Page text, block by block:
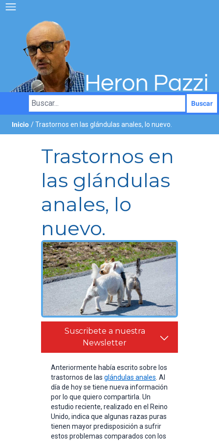
Buscar
Inicio / Trastornos en las glándulas anales, lo nuevo.
Trastornos en
las glándulas
anales, lo
nuevo.
Suscribete a nuestra
Newsletter
Anteriormente había escrito sobre los
trastornos de las glándulas anales . Al
día de hoy se tiene nueva información
por lo que quiero compartirla. Un
estudio reciente, realizado en el Reino
Unido, indica que algunas razas puras
tienen mayor predisposición a sufrir
estos problemas comparados con los